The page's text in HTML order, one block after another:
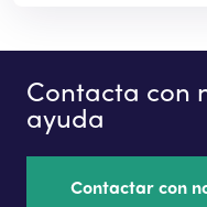
Contacta con
ayuda
Contactar con